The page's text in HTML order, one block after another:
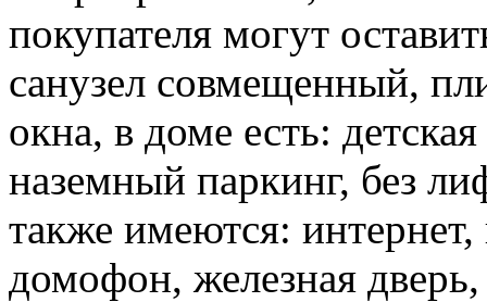
покупателя могут
санузел совмещенный,
окна, в доме есть:
наземный паркинг, без
также имеются: интернет,
домофон, железная